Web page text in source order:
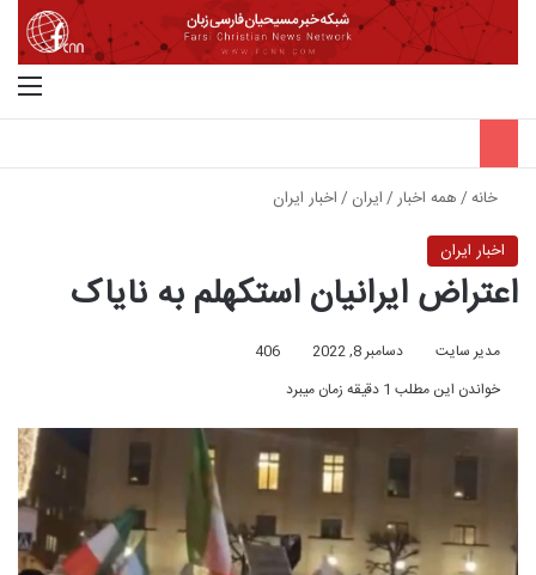
خانه/همه اخبار/ایران /اخبار ایران
اخبار ایران
اعتراض ایرانیان استکهلم به نایاک
مدیر سایت دسامبر 8, 2022
406
خواندن این مطلب 1 دقیقه زمان میبرد